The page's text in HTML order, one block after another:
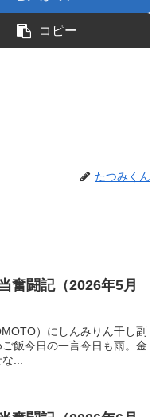
コピー
たつみくん
奮闘記（2026年5月
）にしんみりん干し副
飯今日の一言今日も雨。金
...